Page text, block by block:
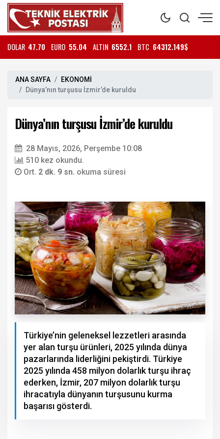
DOLAR 47.70 EURO 55.04 ALTIN 6552.1 BTC 64312.149$
ANA SAYFA
EKONOMİ
Dünya’nın turşusu İzmir’de kuruldu
Dünya’nın turşusu İzmir’de kuruldu
28 Mayıs, 2026, Perşembe 10:08
510 kez okundu.
Ort. 2 dk. 9 sn. okuma süresi
Türkiye’nin geleneksel lezzetleri arasında
yer alan turşu ürünleri, 2025 yılında dünya
pazarlarında liderliğini pekiştirdi. Türkiye
2025 yılında 458 milyon dolarlık turşu ihraç
ederken, İzmir, 207 milyon dolarlık turşu
ihracatıyla dünyanın turşusunu kurma
başarısı gösterdi.